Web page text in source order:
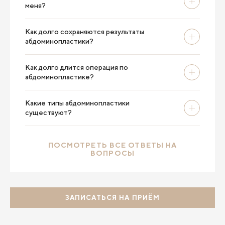
меня?
Как долго сохраняются результаты
абдоминопластики?
Как долго длится операция по
абдоминопластике?
Какие типы абдоминопластики
существуют?
ПОСМОТРЕТЬ ВСЕ ОТВЕТЫ НА
ВОПРОСЫ
ЗАПИСАТЬСЯ НА ПРИЁМ